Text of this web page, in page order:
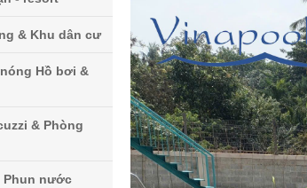
& Khu dân cư
Hồ bơi &
& Phòng
Phun nước